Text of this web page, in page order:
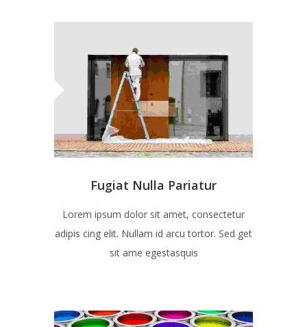
Fugiat Nulla Pariatur
Lorem ipsum dolor sit amet, consectetur
adipis cing elit. Nullam id arcu tortor. Sed get
sit ame egestasquis